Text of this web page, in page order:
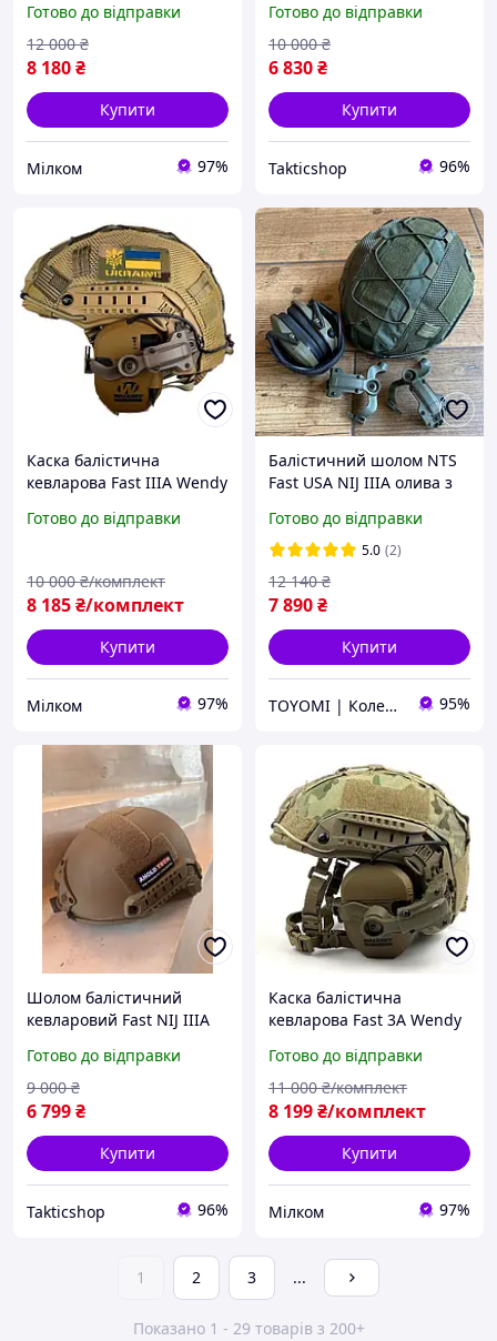
кріплення чебурашка
койот
Готово до відправки
8 180₴
12 000 ₴
Купити
Мілком 97%
ХЛ
Готово до відправки
6 830₴
10 000 ₴
Купити
Takticshop 96%
Каска балістична
кевларова Fast IIIA Wendy
кріплення чебурашка
Готово до відправки
8 185₴/комплект
10 000 ₴/комплект
Купити
Мілком 97%
Балістичний шолом NTS
Fast USA NIJ IIIA олива з
чебурашка
Готово до відправки
5.0 (2)
7 890₴
12 140 ₴
Купити
TOYOMI | Колекція речей, які надихають 95%
Шолом балістичний
кевларовий Fast NIJ IIIA
Готово до відправки
6 799₴
9 000 ₴
Купити
Takticshop 96%
Каска балістична
кевларова Fast 3А Wendy
кріплення чебурашка
олива M L XL койот
Готово до відправки
8 199₴/комплект
11 000 ₴/комплект
Купити
Мілком 97%
1 2 3 ...
Показано 1 - 29 товарів з 200+